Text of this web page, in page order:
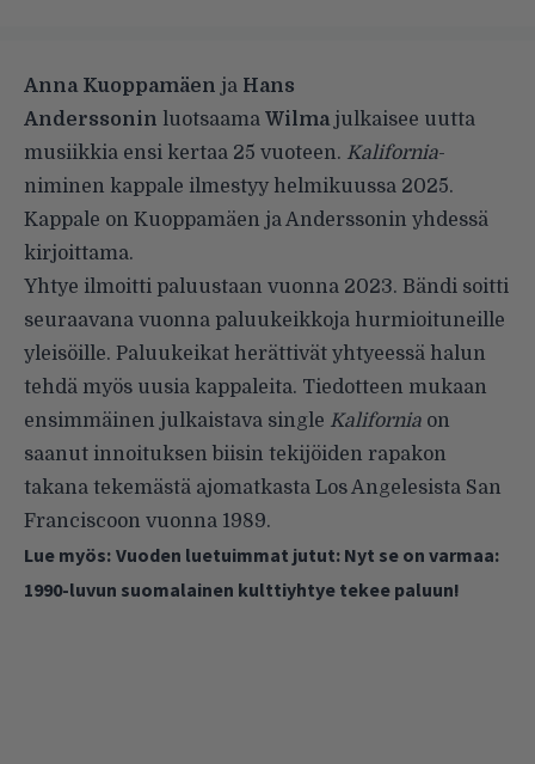
Anna Kuoppamäen ja Hans
Anderssonin luotsaama Wilma julkaisee uutta
musiikkia ensi kertaa 25 vuoteen. Kalifornia-
niminen kappale ilmestyy helmikuussa 2025.
Kappale on Kuoppamäen ja Anderssonin yhdessä
kirjoittama.
Yhtye ilmoitti paluustaan vuonna 2023. Bändi soitti
seuraavana vuonna paluukeikkoja hurmioituneille
yleisöille. Paluukeikat herättivät yhtyeessä halun
tehdä myös uusia kappaleita. Tiedotteen mukaan
ensimmäinen julkaistava single Kalifornia on
saanut innoituksen biisin tekijöiden rapakon
takana tekemästä ajomatkasta Los Angelesista San
Franciscoon vuonna 1989.
Lue myös: Vuoden luetuimmat jutut: Nyt se on varmaa:
1990-luvun suomalainen kulttiyhtye tekee paluun!